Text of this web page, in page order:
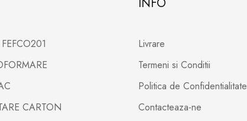
CARTON
INFO
Livrare
Termeni si Conditii
Politica de Confidentialitate
Contacteaza-ne